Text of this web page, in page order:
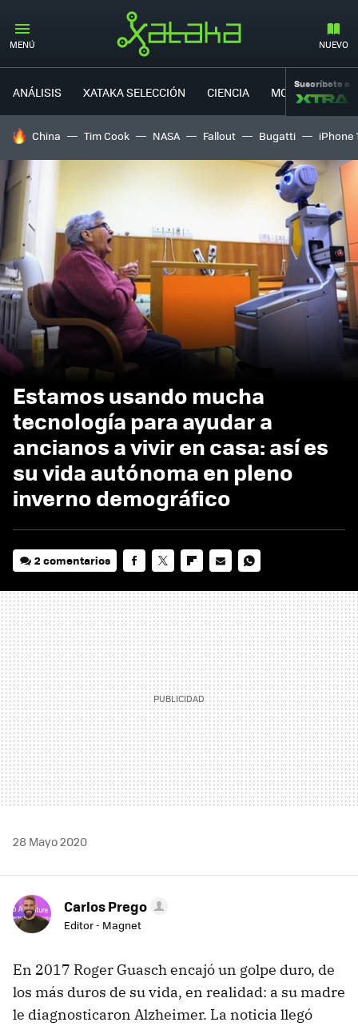
MENÚ NUEVO
ANÁLISIS XATAKA SELECCIÓN CIENCIA MOVILIDAD
Suscríbete a
HOY SE HABLA DE
China Tim Cook NASA Fallout Bugatti iPhone
Estamos usando mucha
tecnología para ayudar a
ancianos a vivir en casa: así es
su vida autónoma en pleno
inverno demográfico
2 comentarios
MAIL
28 Mayo 2020
Carlos Prego
Editor - Magnet
En 2017 Roger Guasch encajó un golpe duro, de
los más duros de su vida, en realidad: a su madre
le diagnosticaron Alzheimer. La noticia llegó